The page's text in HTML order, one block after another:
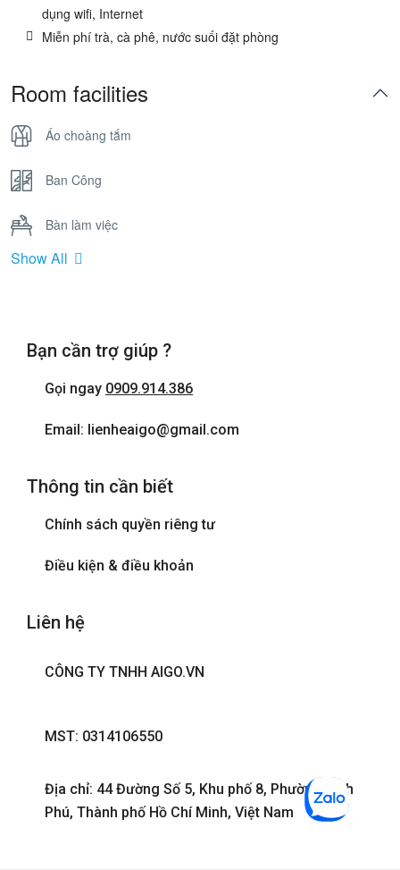
dụng wifi, Internet
Miễn phí trà, cà phê, nước suối đặt phòng
Room facilities
Áo choàng tắm
Ban Công
Bàn làm việc
Bồn Tắm Nằm
Điện thoại
Phòng tắm đứng
Show All
Bạn cần trợ giúp ?
Gọi ngay 0909.914.386
Email: lienheaigo@gmail.com
Thông tin cần biết
Chính sách quyền riêng tư
Điều kiện & điều khoản
Liên hệ
CÔNG TY TNHH AIGO.VN
MST: 0314106550
Địa chỉ: 44 Đường Số 5, Khu phố 8, Phường Bình
Phú, Thành phố Hồ Chí Minh, Việt Nam